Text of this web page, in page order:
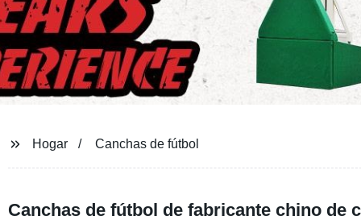
Hogar Canchas de fútbol
Canchas de fútbol de fabricante chino de